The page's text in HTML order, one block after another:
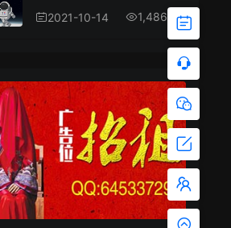
2021-10-14 1,486